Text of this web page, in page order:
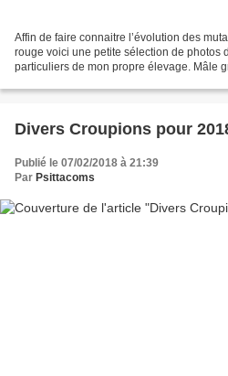
Affin de faire connaitre l’évolution des
rouge voici une petite sélection de photos
particuliers de mon propre élevage. Mâle
Divers Croupions pour
Publié le 07/02/2018 à 21:39
Par Psittacoms